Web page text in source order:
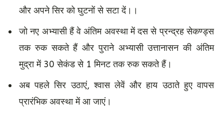
और अपने सिर को घुटनों से सटा दें।।
जो नए अभ्यासी हैं वे अंतिम अवस्था में दस से प्रन्द्रह सेकण्ड्स
तक रुक सकते हैं और पुराने अभ्यासी उत्तानासन की अंतिम
मुद्रा में 30 सेकंड से 1 मिनट तक रुक सकते हैं।
अब पहले सिर उठाएं, श्वास लेवें और हाय उठाते हुए वापस
प्रारंभिक अवस्था में आ जाएं।